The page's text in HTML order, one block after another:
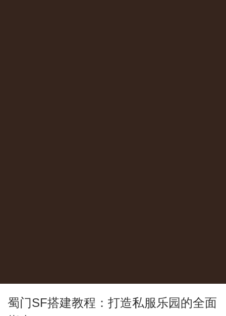
蜀门SF搭建教程：打造私服乐园的全面